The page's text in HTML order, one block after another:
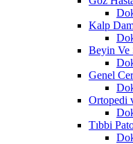
Kalp
Beyin Ve
Genel
Ortopedi
Tıbbi